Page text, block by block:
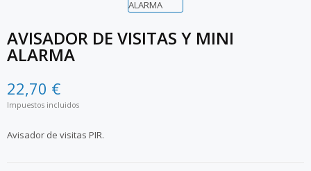
AVISADOR DE VISITAS Y MINI
ALARMA
22,70 €
Impuestos incluidos
Avisador de visitas PIR.